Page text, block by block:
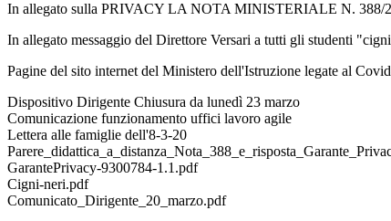
In allegato sulla PRIVACY LA NOTA MINISTERIALE N.
In allegato messaggio del Direttore Versari a tutti gli studenti
Pagine del sito internet del Ministero dell'Istruzione legate al
Dispositivo Dirigente Chiusura da lunedì 23 marzo
Comunicazione funzionamento uffici lavoro agile
Lettera alle famiglie dell'8-3-20
GarantePrivacy-9300784-1.1.pdf
Cigni-neri.pdf
Comunicato_Dirigente_20_marzo.pdf